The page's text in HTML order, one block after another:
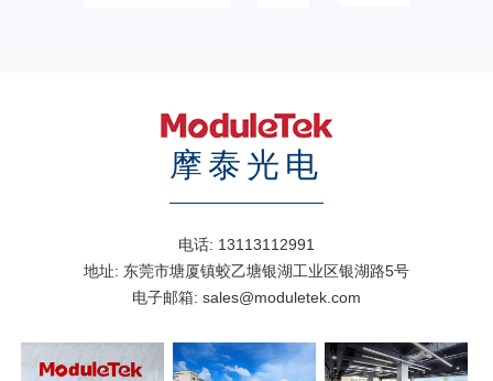
摩泰光电
电话: 13113112991
地址: 东莞市塘厦镇蛟乙塘银湖工业区银湖路5号
电子邮箱: sales@moduletek.com